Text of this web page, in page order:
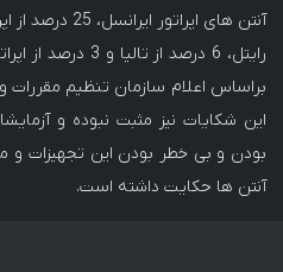
رایتل، 6 درصد از
براساس اعلام سازمان تنظیم مقررات
این شکایات نیز مثبت نبوده و
بودن و بی خطر بودن این تجهیزات و
آنتن ها حکایت داشته است.